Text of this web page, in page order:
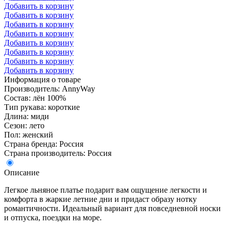
Добавить в корзину
Добавить в корзину
Добавить в корзину
Добавить в корзину
Добавить в корзину
Добавить в корзину
Добавить в корзину
Добавить в корзину
Информация о товаре
Производитель: AnnyWay
Состав: лён 100%
Тип рукава: короткие
Длина: миди
Сезон: лето
Пол: женский
Страна бренда: Россия
Страна производитель: Россия
Описание
Легкое льняное платье подарит вам ощущение легкости и
комфорта в жаркие летние дни и придаст образу нотку
романтичности. Идеальный вариант для повседневной носки
и отпуска, поездки на море.